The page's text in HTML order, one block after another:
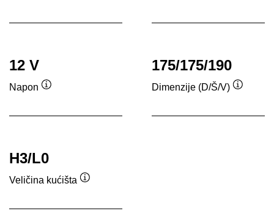
12 V
Napon
175/175/190
Dimenzije (D/Š/V)
H3/L0
Veličina kućišta